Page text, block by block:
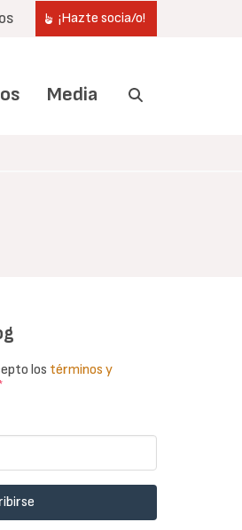
¡Hazte socia/o!
Media
los términos y